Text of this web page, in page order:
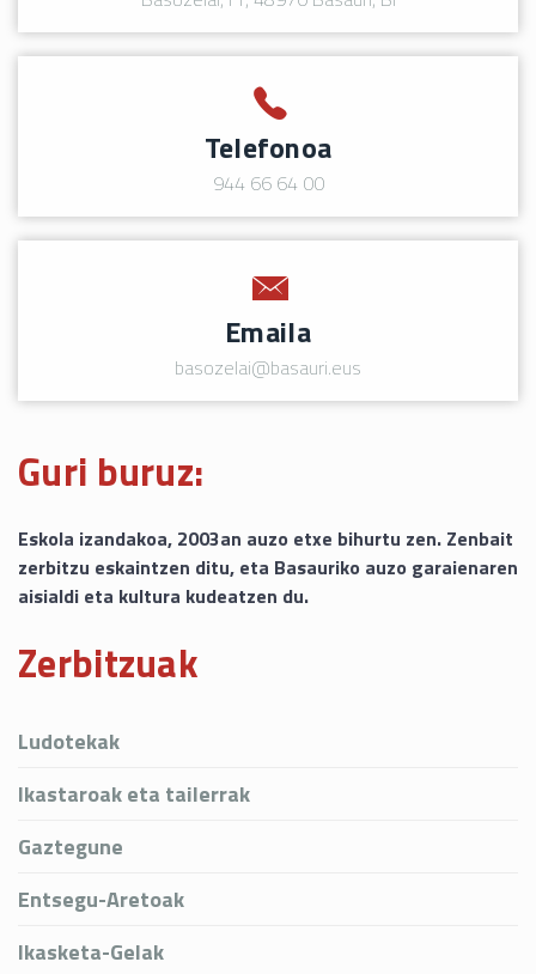
Telefonoa
944 66 64 00
Emaila
basozelai@basauri.eus
Guri buruz:
Eskola izandakoa, 2003an auzo etxe bihurtu zen. Zenbait
zerbitzu eskaintzen ditu, eta Basauriko auzo garaienaren
aisialdi eta kultura kudeatzen du.
Zerbitzuak
Ludotekak
Ikastaroak eta tailerrak
Gaztegune
Entsegu-Aretoak
Ikasketa-Gelak